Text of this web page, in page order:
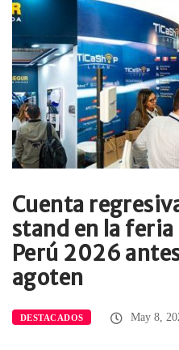
Cuenta
stand en la
Perú 2026
agoten
DESTACADOS May 8,